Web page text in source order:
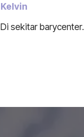
Kelvin
Di sekitar barycenter.